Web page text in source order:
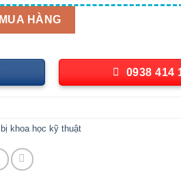
(31kg/0.1g) PES 31000-1M Kern số
MUA HÀNG
0938 414
khoa học kỹ thuật